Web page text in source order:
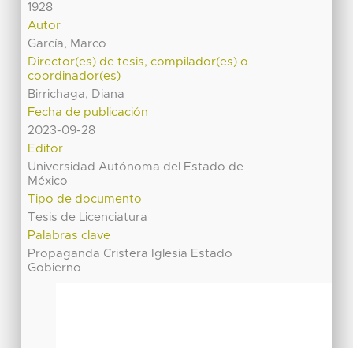
1928
Autor
García, Marco
Director(es) de tesis, compilador(es) o
coordinador(es)
Birrichaga, Diana
Fecha de publicación
2023-09-28
Editor
Universidad Autónoma del Estado de
México
Tipo de documento
Tesis de Licenciatura
Palabras clave
Propaganda Cristera Iglesia Estado
Gobierno